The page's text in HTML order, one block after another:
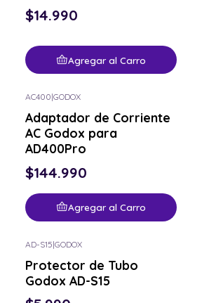
$14.990
Agregar al Carro
AC400|GODOX
Adaptador de Corriente
AC Godox para
AD400Pro
$144.990
Agregar al Carro
AD-S15|GODOX
Protector de Tubo
Godox AD-S15